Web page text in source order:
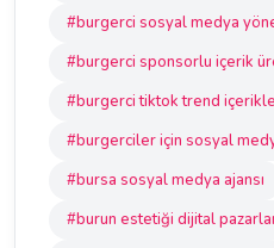
#burgerci sosyal medya
#burgerci sponsorlu içerik
#burgerci tiktok trend
#burgerciler için sosyal
#bursa sosyal medya ajansı
#burun estetiği dijital